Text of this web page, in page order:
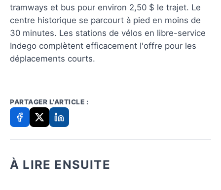
tramways et bus pour environ 2,50 $ le trajet. Le
centre historique se parcourt à pied en moins de
30 minutes. Les stations de vélos en libre-service
Indego complètent efficacement l'offre pour les
déplacements courts.
PARTAGER L'ARTICLE :
À LIRE ENSUITE